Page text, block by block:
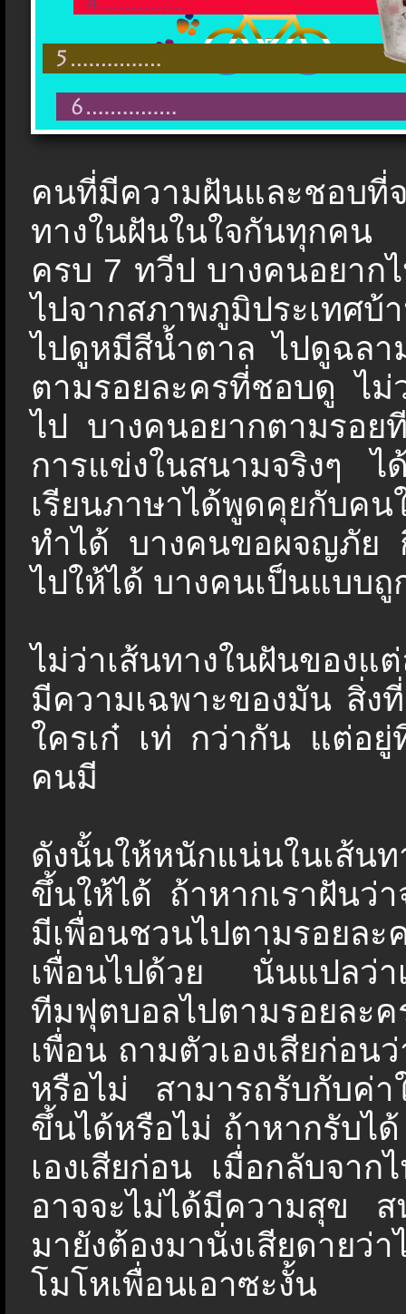
คนที่มีความฝันและชอบที่จ
ทางในฝันในใจกันทุก
ครบ 7 ทวีป บางคนอยาก
ไปจากสภาพภูมิประเทศ
ไปดูหมีสีน้ำตาล ไปดูฉล
ตามรอยละครที่ชอบดู ไ
ไป บางคนอยากตามรอย
การแข่งในสนามจริงๆ ไ
เรียนภาษาได้พูดคุยกับคน
ทำได้ บางคนขอผจญภัย
ไปให้ได้ บางคนเป็นแบบ
ไม่ว่าเส้นทางในฝันของแ
มีความเฉพาะของมัน สิ่ง
ใครเก๋ เท่ กว่ากัน แต่อยู่
คนมี
ดังนั้นให้หนักแน่นในเส้น
ขึ้นให้ได้ ถ้าหากเราฝันว่
มีเพื่อนชวนไปตามรอยล
เพื่อนไปด้วย นั่นแปลว่าเ
ทีมฟุตบอลไปตามรอยละ
เพื่อน ถามตัวเองเสียก่อน
หรือไม่ สามารถรับกับค่า
ขึ้นได้หรือไม่ ถ้าหากรับไ
เองเสียก่อน เมื่อกลับจา
อาจจะไม่ได้มีความสุข
มายังต้องมานั่งเสียดา
โมโหเพื่อนเอาซะงั้น